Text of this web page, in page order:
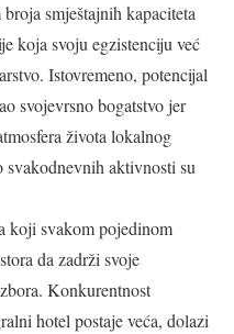
smještajnih kapaciteta
koja svoju egzistenciju već
Istovremeno, potencijal
svojevrsno bogatstvo jer
života lokalnog
svakodnevnih aktivnosti su
koji svakom pojedinom
da zadrži svoje
Konkurentnost
hotel postaje veća, dolazi